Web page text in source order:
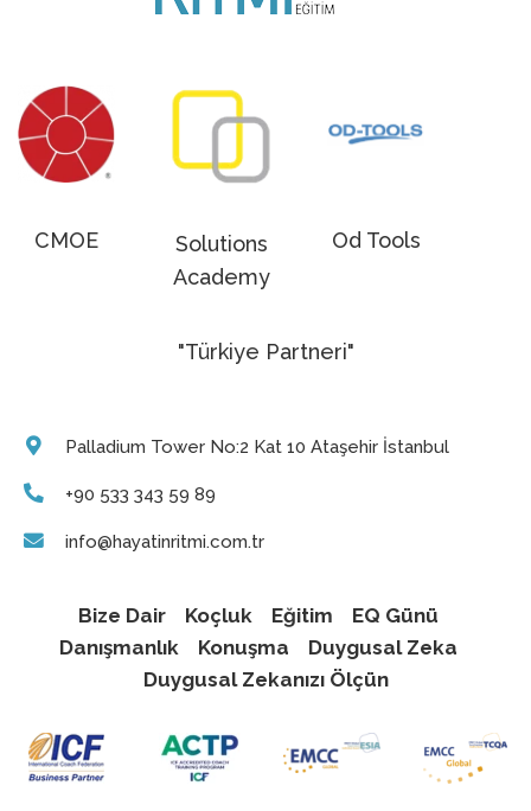
CMOE
Solutions
Academy
Od Tools
"Türkiye Partneri"
Palladium Tower No:2 Kat 10 Ataşehir İstanbul
+90 533 343 59 89
info@hayatinritmi.com.tr
Bize Dair Koçluk Eğitim
EQ Günü
Danışmanlık
Konuşma
Duygusal Zeka
Duygusal Zekanızı Ölçün